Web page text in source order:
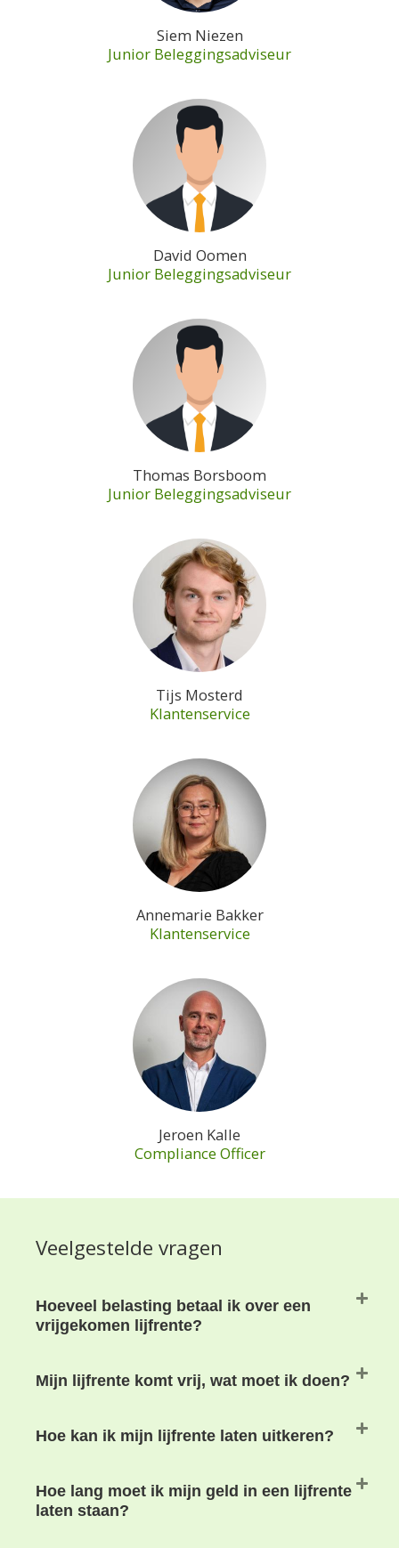
Siem Niezen
Junior Beleggingsadviseur
David Oomen
Junior Beleggingsadviseur
Thomas Borsboom
Junior Beleggingsadviseur
Tijs Mosterd
Klantenservice
Annemarie Bakker
Klantenservice
Jeroen Kalle
Compliance Officer
Veelgestelde vragen
Hoeveel belasting betaal ik over een
vrijgekomen lijfrente?
Mijn lijfrente komt vrij, wat moet ik doen?
Hoe kan ik mijn lijfrente laten uitkeren?
Hoe lang moet ik mijn geld in een lijfrente
laten staan?